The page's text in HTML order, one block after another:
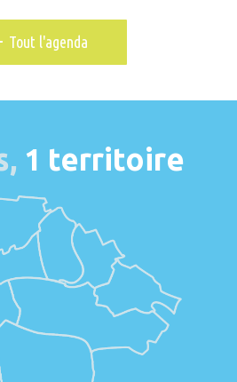
Tout l'agenda
1 territoire